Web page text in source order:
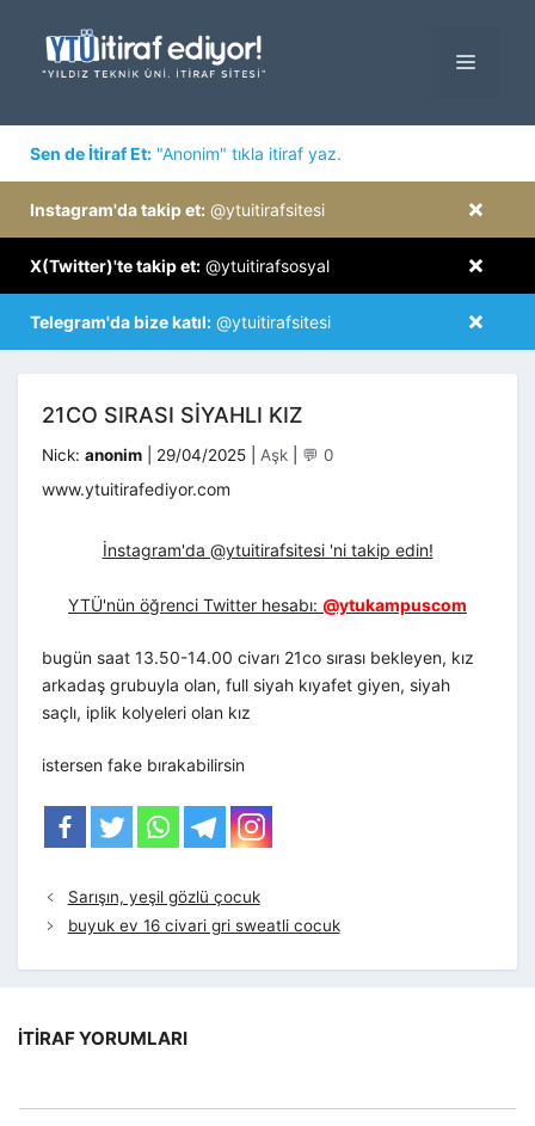
MENÜ
Sen de İtiraf Et: "Anonim" tıkla itiraf yaz.
×
Instagram'da takip et: @ytuitirafsitesi
×
X(Twitter)'te takip et: @ytuitirafsosyal
×
Telegram'da bize katıl: @ytuitirafsitesi
21CO SIRASI SIYAHLI KIZ
Nick: anonim 29/04/2025 Kategoriler
Aşk 💬 0
www.ytuitirafediyor.com
İnstagram'da @ytuitirafsitesi 'ni takip edin!
YTÜ'nün öğrenci Twitter hesabı: @ytukampuscom
bugün saat 13.50-14.00 civarı 21co sırası bekleyen, kız
arkadaş grubuyla olan, full siyah kıyafet giyen, siyah
saçlı, iplik kolyeleri olan kız
istersen fake bırakabilirsin
Sarışın, yeşil gözlü çocuk
buyuk ev 16 civari gri sweatli cocuk
İTIRAF YORUMLARI